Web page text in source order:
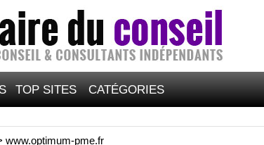
TOP SITES CATÉGORIES
www.optimum-pme.fr